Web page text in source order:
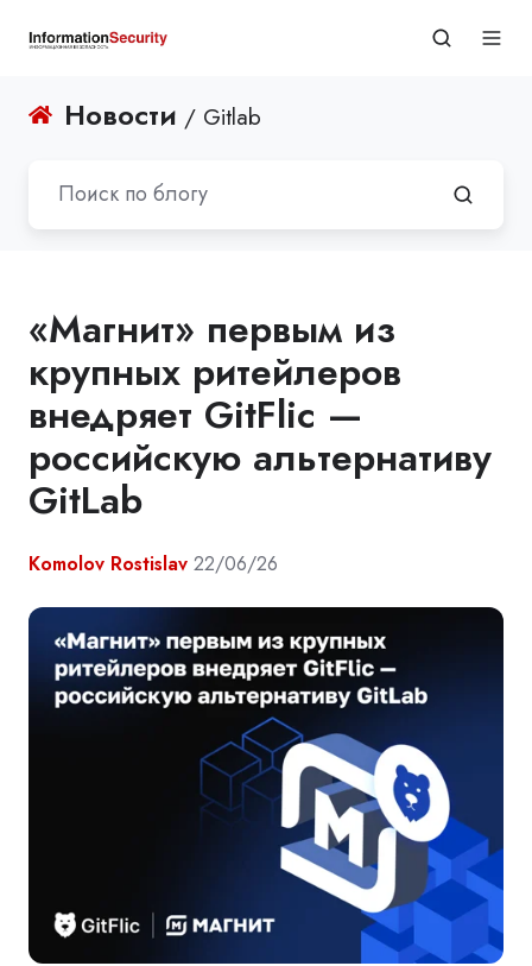
Новости / Gitlab
«Магнит» первым из
крупных ритейлеров
внедряет GitFlic —
российскую альтернативу
GitLab
Komolov Rostislav 22/06/26